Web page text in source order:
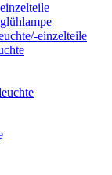
einzelteile